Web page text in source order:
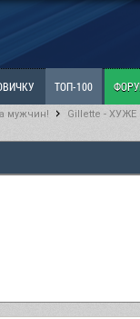
ТОП-100
Выскажись!
мужчин! Gillette -